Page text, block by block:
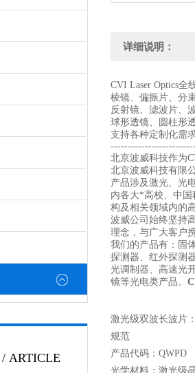
/ ARTICLE
详细说明：
CVI Laser Optics全
棱镜、偏振片、分
反射镜、滤波片、
球形透镜、圆柱形
支持各种定制化需
北京波威科技作为
北京波威科技有限
产品涉及激光、光
内各大*高校、中
构及相关领域内的
波威公司始终坚持
理念，与广大客户
我们的产品有：固
探测器、红外探测
光调制器、高速光
镜等光电类产品。
激光级双波长波片
规范
产品代码：QWPD
光学材料：激光级